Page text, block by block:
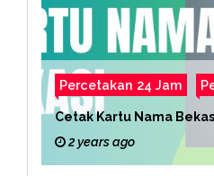
Percetakan 24 Jam
Cetak Kartu Nama
2 years ago